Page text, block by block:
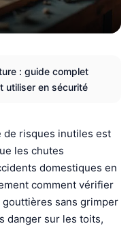
: guide complet
utiliser en sécurité
de risques inutiles est
les chutes
domestiques en
comment vérifier
gouttières sans grimper
danger sur les toits,